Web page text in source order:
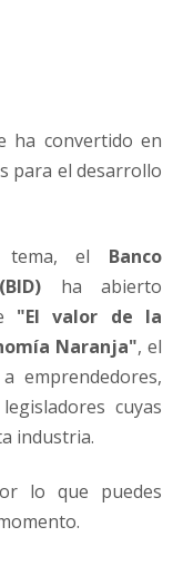
ha convertido en
para el desarrollo
tema, el Banco
ha abierto
"El valor de la
Naranja", el
emprendedores,
cuyas
industria.
lo que puedes